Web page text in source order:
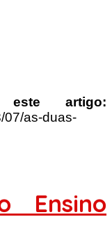
este artigo:
07/as-duas-
Ensino